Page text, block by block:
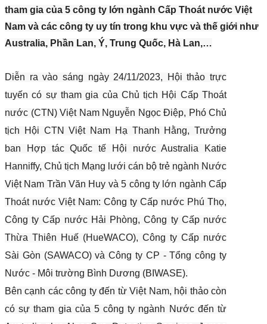
tham gia của 5 công ty lớn ngành Cấp Thoát nước Việt
Nam và các công ty uy tín trong khu vực và thế giới như
Australia, Phần Lan, Ý, Trung Quốc, Hà Lan,…
Diễn ra vào sáng ngày 24/11/2023, Hội thảo trực
tuyến có sự tham gia của Chủ tịch Hội Cấp Thoát
nước (CTN) Việt Nam Nguyễn Ngọc Điệp, Phó Chủ
tịch Hội CTN Việt Nam Hạ Thanh Hằng, Trưởng
ban Hợp tác Quốc tế Hội nước Australia Katie
Hanniffy, Chủ tịch Mạng lưới cán bộ trẻ ngành Nước
Việt Nam Trần Văn Huy và 5 công ty lớn ngành Cấp
Thoát nước Việt Nam: Công ty Cấp nước Phú Thọ,
Công ty Cấp nước Hải Phòng, Công ty Cấp nước
Thừa Thiên Huế (HueWACO), Công ty Cấp nước
Sài Gòn (SAWACO) và Công ty CP - Tổng công ty
Nước - Môi trường Bình Dương (BIWASE).
Bên cạnh các công ty đến từ Việt Nam, hội thảo còn
có sự tham gia của 5 công ty ngành Nước đến từ